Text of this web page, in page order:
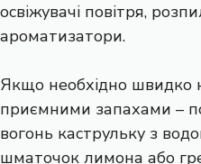
освіжувачі повітря,
ароматизатори.
Якщо необхідно швидко
приємними запахами –
вогонь каструльку з
шматочок лимона або